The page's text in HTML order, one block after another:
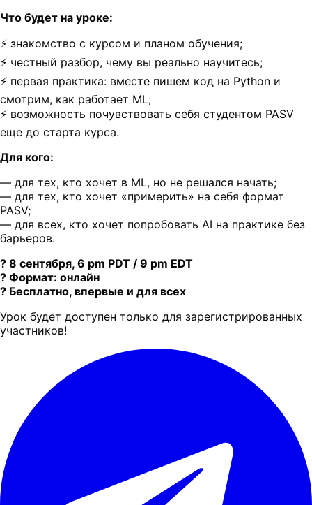
Что будет на уроке:
⚡ знакомство с курсом и планом обучения;
⚡ честный разбор, чему вы реально научитесь;
⚡ первая практика: вместе пишем код на Python и
смотрим, как работает ML;
⚡ возможность почувствовать себя студентом PASV
еще до старта курса.
Для кого:
— для тех, кто хочет в ML, но не решался начать;
— для тех, кто хочет «примерить» на себя формат
PASV;
— для всех, кто хочет попробовать AI на практике без
барьеров.
? 8 сентября, 6 pm PDT / 9 pm EDT
? Формат: онлайн
? Бесплатно, впервые и для всех
Урок будет доступен только для зарегистрированных
участников!